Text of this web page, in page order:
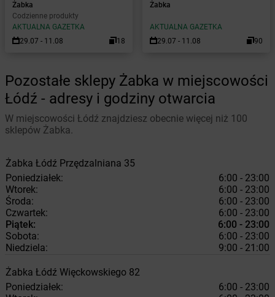
Żabka
Codzienne produkty
AKTUALNA GAZETKA
29.07 - 11.08
18
Żabka
AKTUALNA GAZETKA
29.07 - 11.08
90
Pozostałe sklepy Żabka w miejscowości
Łódź - adresy i godziny otwarcia
W miejscowości Łódź znajdziesz obecnie więcej niż 100
sklepów Żabka.
Żabka Łódź Przędzalniana 35
Poniedziałek:
6:00 - 23:00
Wtorek:
6:00 - 23:00
Środa:
6:00 - 23:00
Czwartek:
6:00 - 23:00
Piątek:
6:00 - 23:00
Sobota:
6:00 - 23:00
Niedziela:
9:00 - 21:00
Żabka Łódź Więckowskiego 82
Poniedziałek:
6:00 - 23:00